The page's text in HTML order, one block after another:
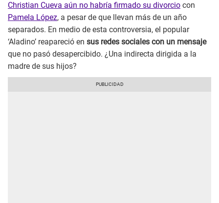
Christian Cueva aún no habría firmado su divorcio con
Pamela López, a pesar de que llevan más de un año
separados. En medio de esta controversia, el popular
‘Aladino’ reapareció en sus redes sociales con un mensaje
que no pasó desapercibido. ¿Una indirecta dirigida a la
madre de sus hijos?